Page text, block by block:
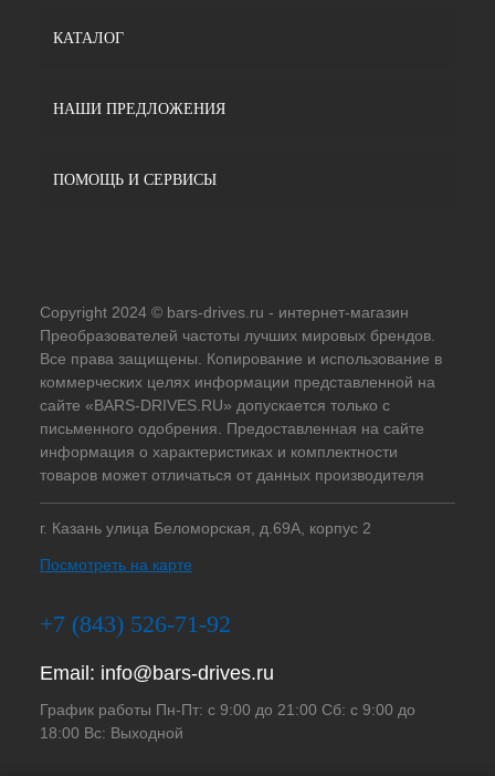
КАТАЛОГ
НАШИ ПРЕДЛОЖЕНИЯ
ПОМОЩЬ И СЕРВИСЫ
Copyright 2024 © bars-drives.ru - интернет-магазин
Преобразователей частоты лучших мировых брендов.
Все права защищены. Копирование и использование в
коммерческих целях информации представленной на
сайте «BARS-DRIVES.RU» допускается только с
письменного одобрения. Предоставленная на сайте
информация о характеристиках и комплектности
товаров может отличаться от данных производителя
г. Казань улица Беломорская, д.69А, корпус 2
Посмотреть на карте
+7 (843) 526-71-92
Email: info@bars-drives.ru
График работы Пн-Пт: с 9:00 до 21:00 Сб: с 9:00 до
18:00 Вс: Выходной